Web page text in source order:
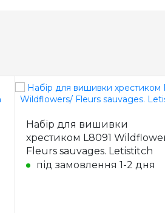
Набір для вишивки
хрестиком L8091
Fleurs sauvages. Letistitch
під замовлення 1-2 дня